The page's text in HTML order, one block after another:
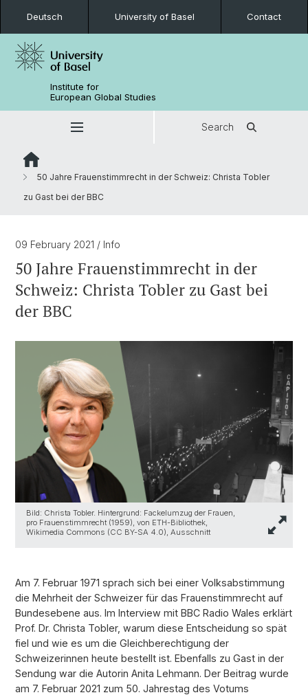
Deutsch University of Basel Contact
Institute for
European Global Studies
Search
50 Jahre Frauenstimmrecht in der Schweiz: Christa Tobler
zu Gast bei der BBC
09 February 2021 / Info
50 Jahre Frauenstimmrecht in der
Schweiz: Christa Tobler zu Gast bei
der BBC
Bild: Christa Tobler. Hintergrund: Fackelumzug der Frauen,
pro Frauenstimmrecht (1959), von ETH-Bibliothek,
Wikimedia Commons (CC BY-SA 4.0), Ausschnitt
Am 7. Februar 1971 sprach sich bei einer Volksabstimmung
die Mehrheit der Schweizer für das Frauenstimmrecht auf
Bundesebene aus. Im Interview mit BBC Radio Wales erklärt
Prof. Dr. Christa Tobler, warum diese Entscheidung so spät
fiel und wie es um die Gleichberechtigung der
Schweizerinnen heute bestellt ist. Ebenfalls zu Gast in der
Sendung war die Autorin Anita Lehmann. Der Beitrag wurde
am 7. Februar 2021 zum 50. Jahrestag des Votums